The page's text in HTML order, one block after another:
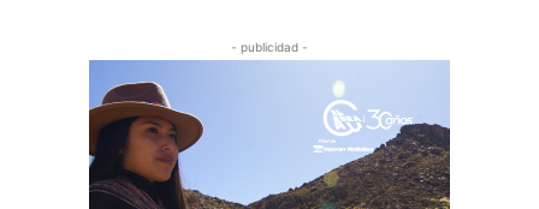
- publicidad -